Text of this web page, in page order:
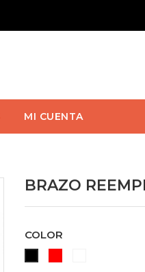
MI CUENTA
BRAZO
COLOR